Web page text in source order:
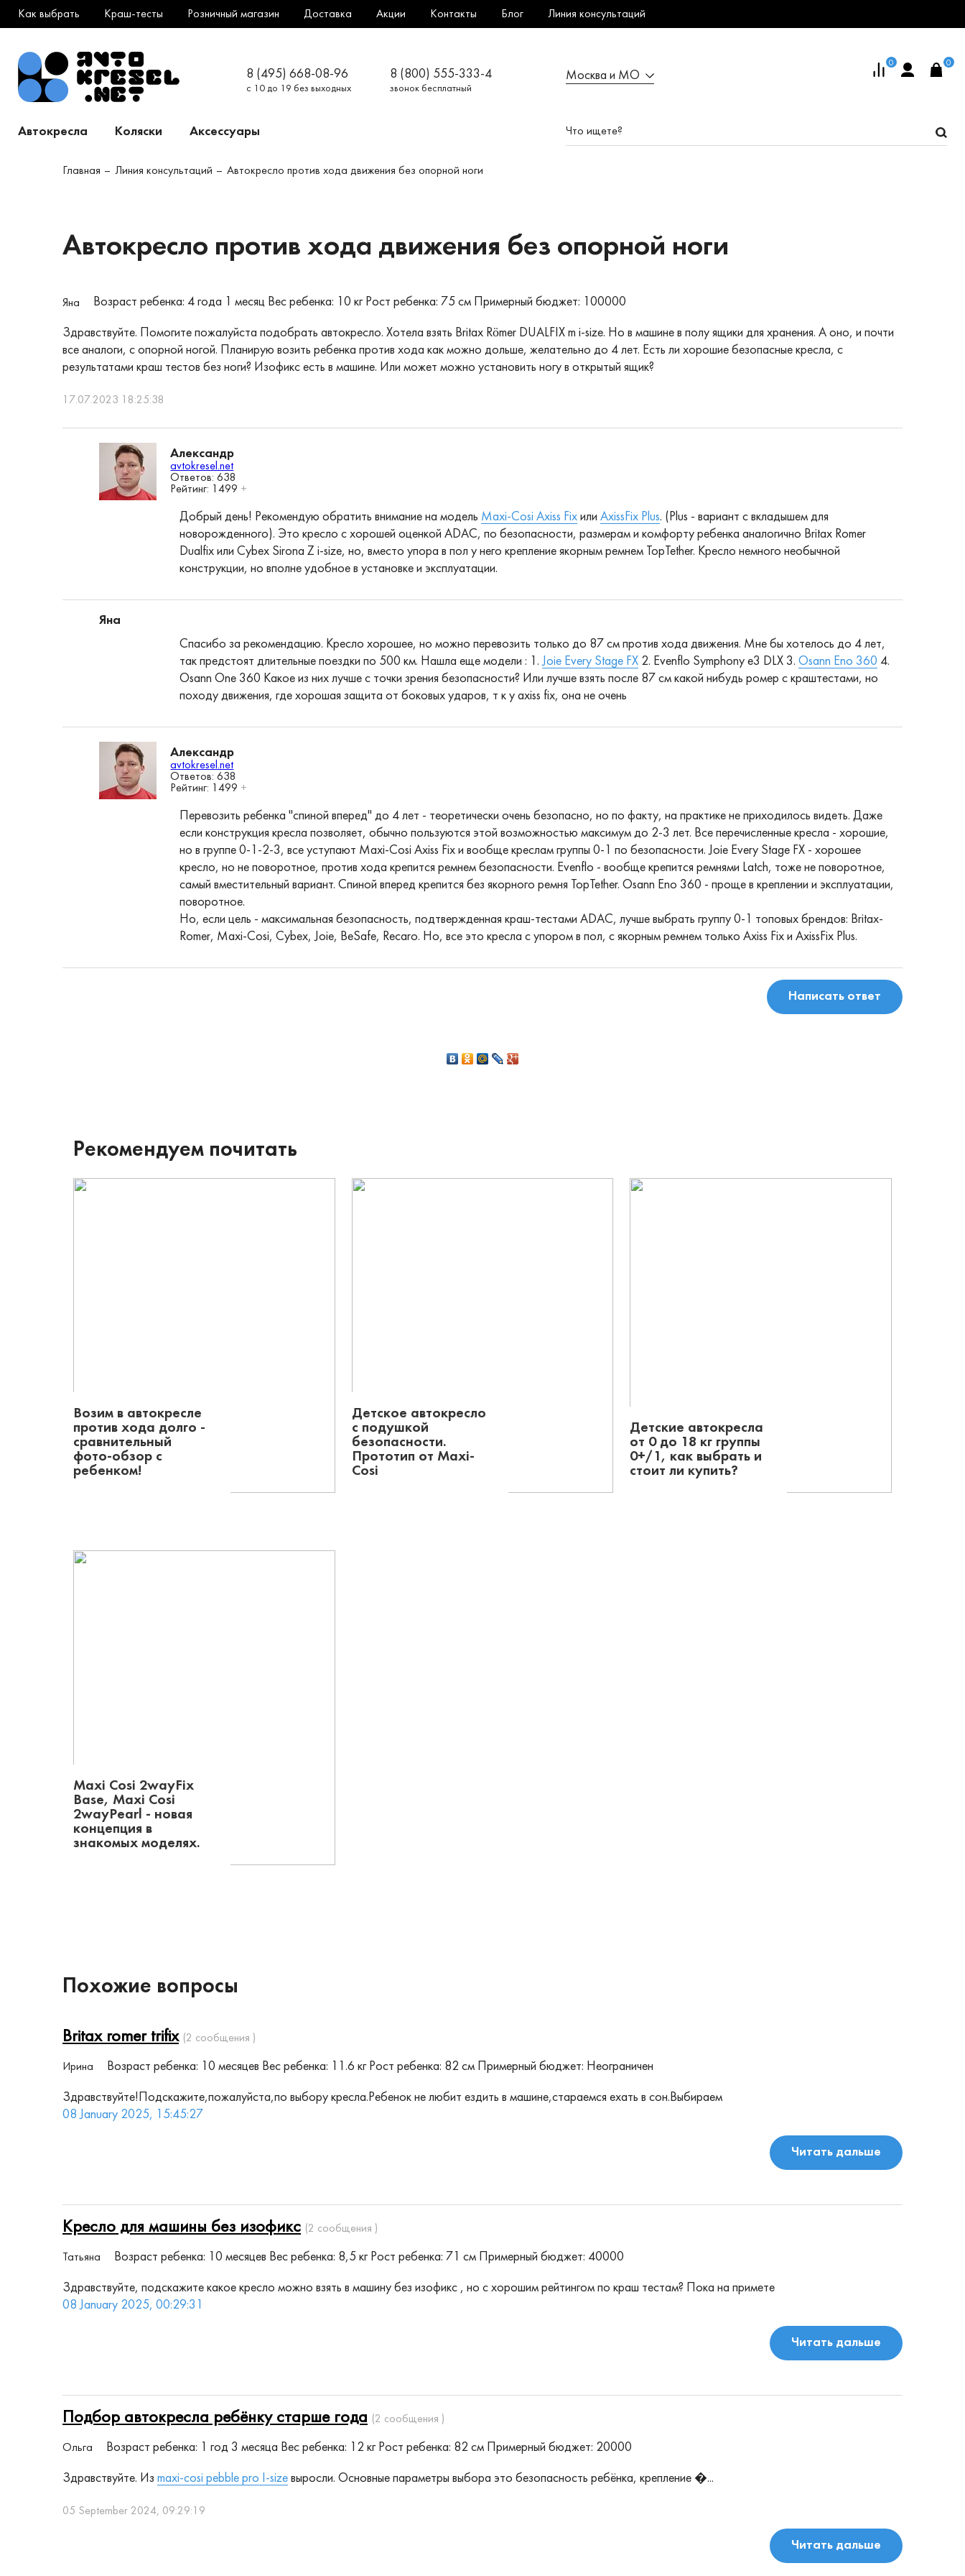
Как выбрать Краш-тесты Розничный магазин Доставка Акции Контакты Блог Линия консультаций
8 (495) 668-08-96
с 10 до 19 без выходных
8 (800) 555-333-4
звонок бесплатный
Москва и МО
0 0
Автокресла Коляски Аксессуары
Главная Линия консультаций Автокресло против хода движения без опорной ноги
Автокресло против хода движения без опорной ноги
Яна Возраст ребенка: 4 года 1 месяц Вес ребенка: 10 кг Рост ребенка: 75 см Примерный бюджет: 100000
Здравствуйте. Помогите пожалуйста подобрать автокресло. Хотела взять Britax Römer DUALFIX m i-size. Но в машине в полу ящики для хранения. А оно, и почти
все аналоги, с опорной ногой. Планирую возить ребенка против хода как можно дольше, желательно до 4 лет. Есть ли хорошие безопасные кресла, с
результатами краш тестов без ноги? Изофикс есть в машине. Или может можно установить ногу в открытый ящик?
17.07.2023 18:25:38
Александр
avtokresel.net
Ответов: 638
Рейтинг:
1499 +
Добрый день! Рекомендую обратить внимание на модель Maxi-Cosi Axiss Fix илиAxissFix Plus. (Plus - вариант с вкладышем для
новорожденного). Это кресло с хорошей оценкой ADAC, по безопасности, размерам и комфорту ребенка аналогично Britax Romer
Dualfix или Cybex Sirona Z i-size, но, вместо упора в пол у него крепление якорным ремнем TopTether. Кресло немного необычной
конструкции, но вполне удобное в установке и эксплуатации.
Яна
Спасибо за рекомендацию. Кресло хорошее, но можно перевозить только до 87 см против хода движения. Мне бы хотелось до 4 лет,
так предстоят длительные поездки по 500 км. Нашла еще модели : 1.Joie Every Stage FX 2. Evenflo Symphony e3 DLX 3.Osann Eno 360 4.
Osann One 360 Какое из них лучше с точки зрения безопасности? Или лучше взять после 87 см какой нибудь ромер с краштестами, но
походу движения, где хорошая защита от боковых ударов, т к у axiss fix, она не очень
Александр
avtokresel.net
Ответов: 638
Рейтинг:
1499 +
Перевозить ребенка "спиной вперед" до 4 лет - теоретически очень безопасно, но по факту, на практике не приходилось видеть. Даже
если конструкция кресла позволяет, обычно пользуются этой возможностью максимум до 2-3 лет. Все перечисленные кресла - хорошие,
но в группе 0-1-2-3, все уступают Maxi-Cosi Axiss Fix и вообще креслам группы 0-1 по безопасности. Joie Every Stage FX - хорошее
кресло, но не поворотное, против хода крепится ремнем безопасности. Evenflo - вообще крепится ремнями Latch, тоже не поворотное,
самый вместительный вариант. Спиной вперед крепится без якорного ремня TopTether. Osann Eno 360 - проще в креплении и эксплуатации,
поворотное.
Но, если цель - максимальная безопасность, подтвержденная краш-тестами ADAC, лучше выбрать группу 0-1 топовых брендов: Britax-
Romer, Maxi-Cosi, Cybex, Joie, BeSafe, Recaro. Но, все это кресла с упором в пол, с якорным ремнем только Axiss Fix и AxissFix Plus.
Написать ответ
Рекомендуем почитать
Возим в автокресле
против хода долго -
сравнительный
фото-обзор с
ребенком!
Детское автокресло
с подушкой
безопасности.
Прототип от Maxi-
Cosi
Детские автокресла
от 0 до 18 кг группы
0+/1, как выбрать и
стоит ли купить?
Maxi Cosi 2wayFix
Base, Maxi Cosi
2wayPearl - новая
концепция в
знакомых моделях.
Похожие вопросы
Britax romer trifix (2 сообщения )
Ирина Возраст ребенка: 10 месяцев Вес ребенка: 11.6 кг Рост ребенка: 82 см Примерный бюджет: Неограничен
Здравствуйте!Подскажите,пожалуйста,по выбору кресла.Ребенок не любит ездить в машине,стараемся ехать в сон.Выбираем
08 January 2025, 15:45:27
Читать дальше
Кресло для машины без изофикс (2 сообщения )
Татьяна Возраст ребенка: 10 месяцев Вес ребенка: 8,5 кг Рост ребенка: 71 см Примерный бюджет: 40000
Здравствуйте, подскажите какое кресло можно взять в машину без изофикс , но с хорошим рейтингом по краш тестам? Пока на примете
08 January 2025, 00:29:31
Читать дальше
Подбор автокресла ребёнку старше года (2 сообщения )
Ольга Возраст ребенка: 1 год 3 месяца Вес ребенка: 12 кг Рост ребенка: 82 см Примерный бюджет: 20000
Здравствуйте. Из maxi-cosi pebble pro I-size выросли. Основные параметры выбора это безопасность ребёнка, крепление �...
05 September 2024, 09:29:19
Читать дальше